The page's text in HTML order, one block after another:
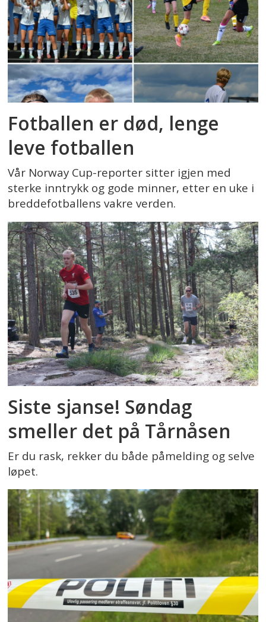
Fotballen er død, lenge
leve fotballen
Vår Norway Cup-reporter sitter igjen med
sterke inntrykk og gode minner, etter en uke i
breddefotballens vakre verden.
Siste sjanse! Søndag
smeller det på Tårnåsen
Er du rask, rekker du både påmelding og selve
løpet.